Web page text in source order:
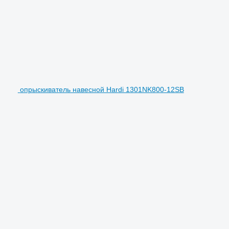
опрыскиватель навесной Hardi 1301NK800-12SB